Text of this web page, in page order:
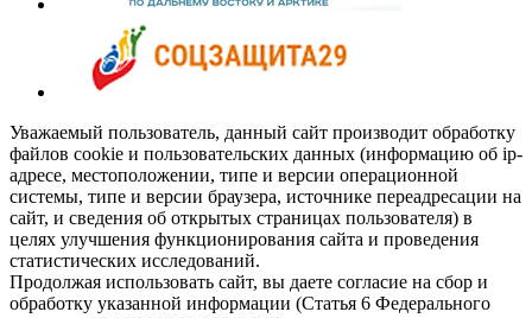
Уважаемый пользователь, данный сайт производит обработку
файлов cookie и пользовательских данных (информацию об ip-
адресе, местоположении, типе и версии операционной
системы, типе и версии браузера, источнике переадресации на
сайт, и сведения об открытых страницах пользователя) в
целях улучшения функционирования сайта и проведения
статистических исследований.
Продолжая использовать сайт, вы даете согласие на сбор и
обработку указанной информации (Статья 6 Федерального